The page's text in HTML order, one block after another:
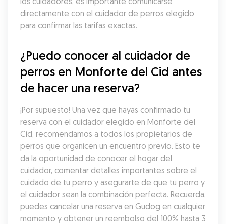
directamente con el cuidador de perros elegido
para confirmar las tarifas exactas.
¿Puedo conocer al cuidador de
perros en Monforte del Cid antes
de hacer una reserva?
¡Por supuesto! Una vez que hayas confirmado tu
reserva con el cuidador elegido en Monforte del
Cid, recomendamos a todos los propietarios de
perros que organicen un encuentro previo. Esto te
da la oportunidad de conocer el hogar del
cuidador, comentar detalles importantes sobre el
cuidado de tu perro y asegurarte de que tu perro y
el cuidador sean la combinación perfecta. Recuerda,
puedes cancelar una reserva en Gudog en cualquier
momento y obtener un reembolso del 100% hasta 3